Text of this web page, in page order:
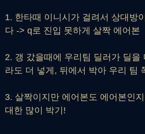
1. 한타때 이니시가 걸려서 상대방
다 -> q로 진입 못하게 살짝 에어본
2. 갱 갔을때에 우리팀 딜러가 딜을
라도 더 넣게, 뒤에서 박아 우리 팀
3. 살짝이지만 에어본도 에어본인
대한 많이 박기!